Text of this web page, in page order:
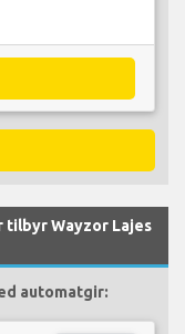
Wayzor Lajes
automatgir: